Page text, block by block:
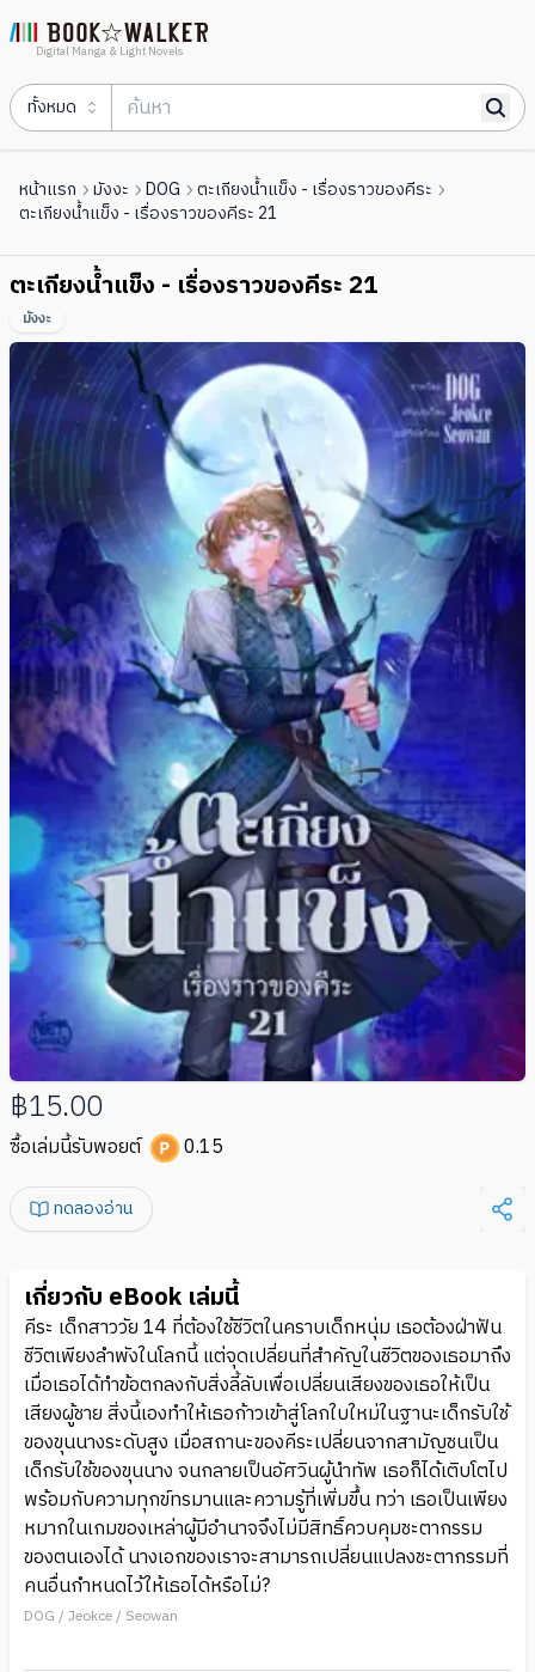
Digital Manga & Light Novels
ทั้งหมด
หน้าแรก มังงะ DOG
ตะเกียงน้ำแข็ง - เรื่องราวของคีระ
ตะเกียงน้ำแข็ง - เรื่องราวของคีระ 21
ตะเกียงน้ำแข็ง - เรื่องราวของคีระ 21
มังงะ
฿15.00
ซื้อเล่มนี้รับพอยต์ 0.15
ทดลองอ่าน
เกี่ยวกับ eBook เล่มนี้
คีระ เด็กสาววัย 14 ที่ต้องใช้ชีวิตในคราบเด็กหนุ่ม เธอต้องฝ่าฟัน
ชีวิตเพียงลำพังในโลกนี้ แต่จุดเปลี่ยนที่สำคัญในชีวิตของเธอมาถึง
เมื่อเธอได้ทำข้อตกลงกับสิ่งลี้ลับเพื่อเปลี่ยนเสียงของเธอให้เป็น
เสียงผู้ชาย สิ่งนี้เองทำให้เธอก้าวเข้าสู่โลกใบใหม่ในฐานะเด็กรับใช้
ของขุนนางระดับสูง เมื่อสถานะของคีระเปลี่ยนจากสามัญชนเป็น
เด็กรับใช้ของขุนนาง จนกลายเป็นอัศวินผู้นำทัพ เธอก็ได้เติบโตไป
พร้อมกับความทุกข์ทรมานและความรู้ที่เพิ่มขึ้น ทว่า เธอเป็นเพียง
หมากในเกมของเหล่าผู้มีอำนาจจึงไม่มีสิทธิ์ควบคุมชะตากรรม
ของตนเองได้ นางเอกของเราจะสามารถเปลี่ยนแปลงชะตากรรมที่
คนอื่นกำหนดไว้ให้เธอได้หรือไม่?
DOG / Jeokce / Seowan